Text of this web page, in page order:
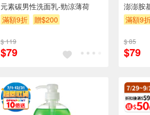
元素碳男性洗面乳-勁涼薄荷
滿額9折
贈$200
$ 119
$79
澎澎胺
滿額9
$ 85
$79